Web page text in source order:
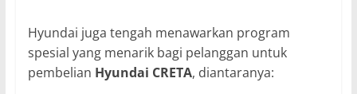
Hyundai juga tengah menawarkan program
spesial yang menarik bagi pelanggan untuk
pembelian Hyundai CRETA, diantaranya: